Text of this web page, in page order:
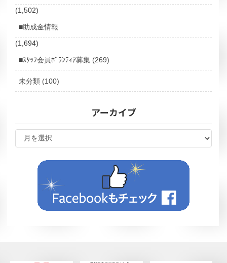
(1,502)
■助成金情報
(1,694)
■ｽﾀｯﾌ会員ﾎﾞﾗﾝﾃｨｱ募集 (269)
未分類 (100)
アーカイブ